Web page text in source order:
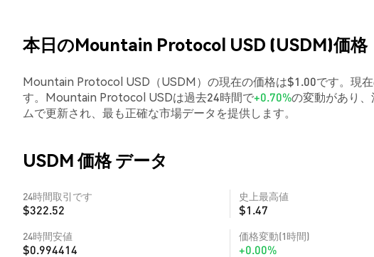
本日のMountain Protocol USD (USDM)価格
Mountain Protocol USD（USDM）の現在の価格は$1.00です。現
す。Mountain Protocol USDは過去24時間で+0.70%の変動があり
ムで更新され、最も正確な市場データを提供します。
USDM 価格 データ
24時間取引です
$322.52
史上最高値
$1.47
24時間安値
$0.994414
価格変動(1時間)
+0.00%